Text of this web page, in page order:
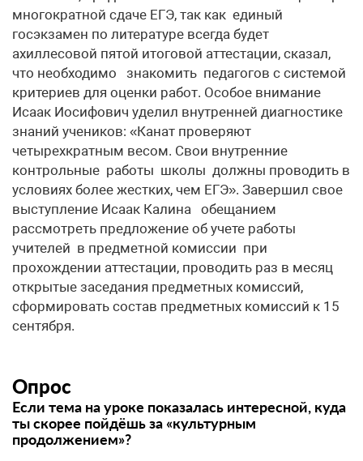
многократной сдаче ЕГЭ, так как единый
госэкзамен по литературе всегда будет
ахиллесовой пятой итоговой аттестации, сказал,
что необходимо знакомить педагогов с системой
критериев для оценки работ. Особое внимание
Исаак Иосифович уделил внутренней диагностике
знаний учеников: «Канат проверяют
четырехкратным весом. Свои внутренние
контрольные работы школы должны проводить в
условиях более жестких, чем ЕГЭ». Завершил свое
выступление Исаак Калина обещанием
рассмотреть предложение об учете работы
учителей в предметной комиссии при
прохождении аттестации, проводить раз в месяц
открытые заседания предметных комиссий,
сформировать состав предметных комиссий к 15
сентября.
Опрос
Если тема на уроке показалась интересной, куда
ты скорее пойдёшь за «культурным
продолжением»?